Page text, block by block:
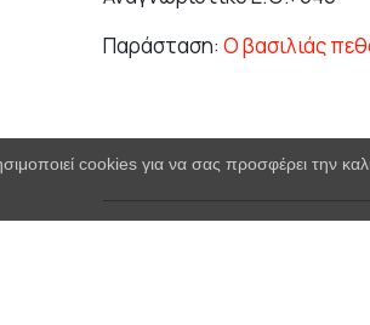
Παράσταση: Ο βασιλιάς
cookies για να σας προσφέρει την